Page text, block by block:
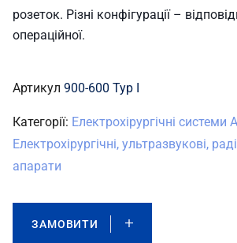
розеток. Різні конфігурації –
операційної.
Артикул 900-600 Typ I
Категорії: Електрохірургічні системи
Електрохірургічні, ультразвукові,
апарати
ЗАМОВИТИ